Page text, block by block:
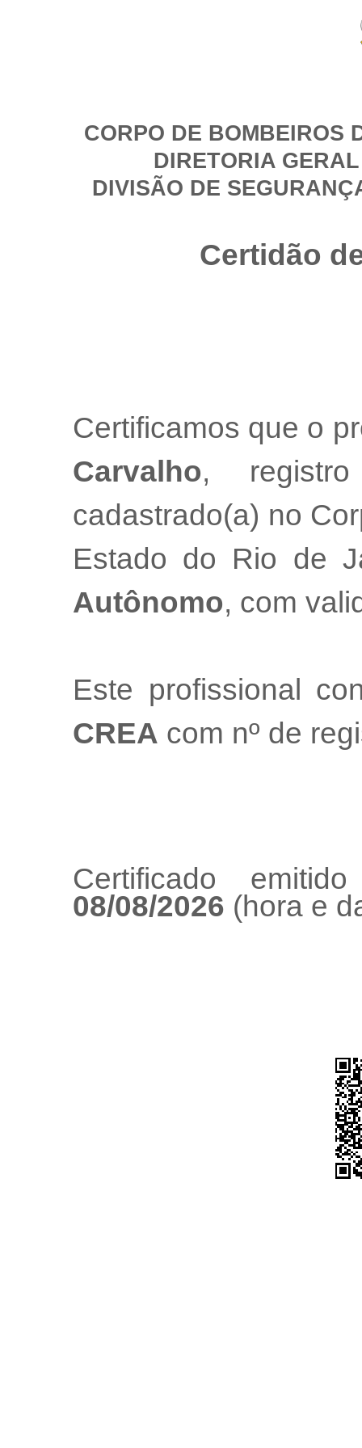
CORPO DE BOMBEIROS
DIRETORIA
DIVISÃO DE
Certidão
Certificamos que o
Carvalho,
cadastrado(a) no
Estado do Rio de
Autônomo, com
Este profissional
CREA com nº de
Certificado
08/08/2026 (hora e